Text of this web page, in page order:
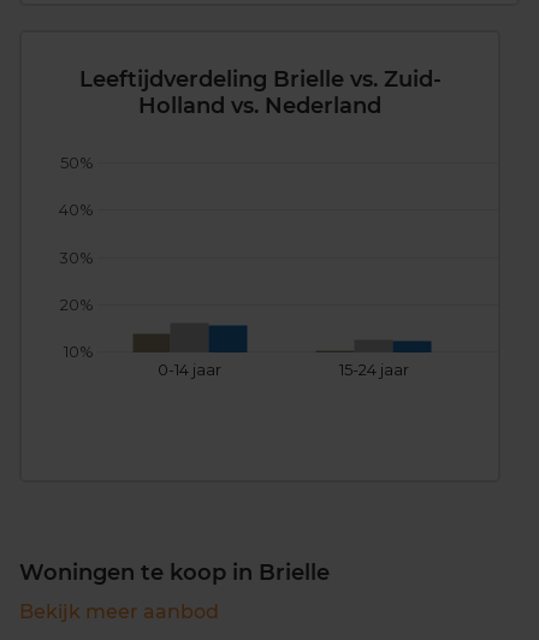
Leeftijdverdeling Brielle vs. Zuid-
Holland vs. Nederland
0-14 jaar 15-24 jaar
10%
20%
30%
40%
50%
Woningen te koop in Brielle
Bekijk meer aanbod